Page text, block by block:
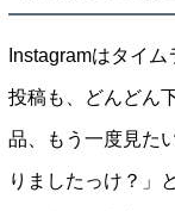
Instagramはタイ
投稿も、どんどん
品、もう一度見た
りましたっけ？」